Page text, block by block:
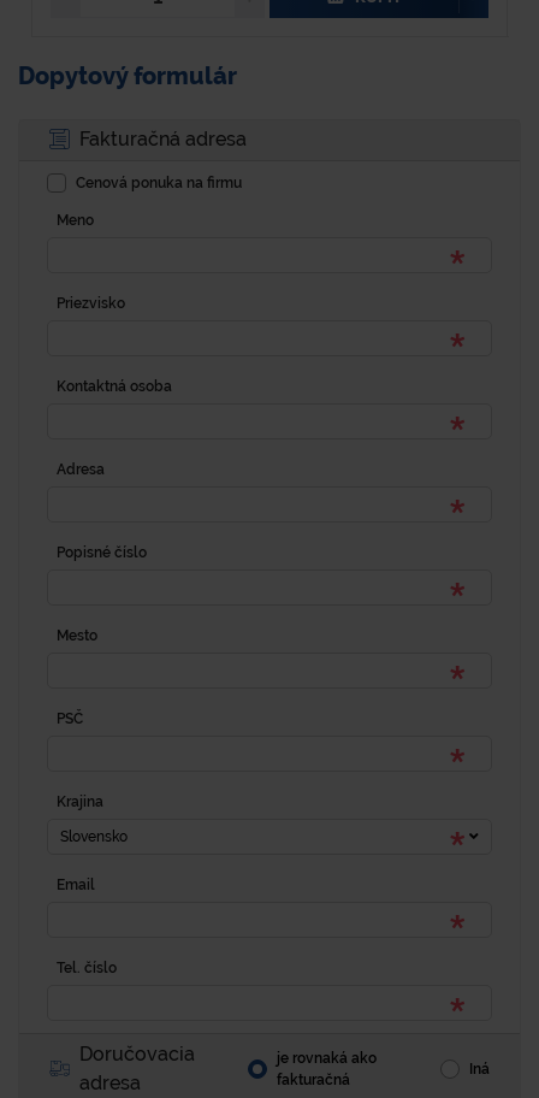
Dopytový formulár
Fakturačná adresa
Cenová ponuka na firmu
Meno
Priezvisko
Kontaktná osoba
Adresa
Popisné číslo
Mesto
PSČ
Krajina
Slovensko
Email
Tel. číslo
Doručovacia
adresa
je rovnaká ako
fakturačná
Iná